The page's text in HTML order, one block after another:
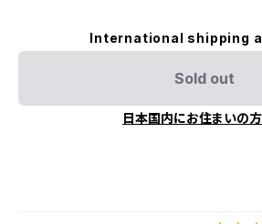
International shipping
Sold out
日本国内にお住まいの